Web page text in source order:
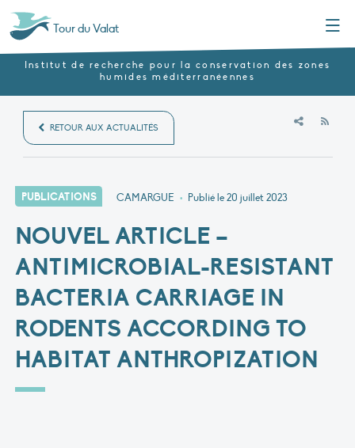
Tour du Valat
Institut de recherche pour la conservation des zones
humides méditerranéennes
RETOUR AUX ACTUALITÉS
PUBLICATIONS CAMARGUE • Publié le20 juillet 2023
NOUVEL ARTICLE –
ANTIMICROBIAL-RESISTANT
BACTERIA CARRIAGE IN
RODENTS ACCORDING TO
HABITAT ANTHROPIZATION